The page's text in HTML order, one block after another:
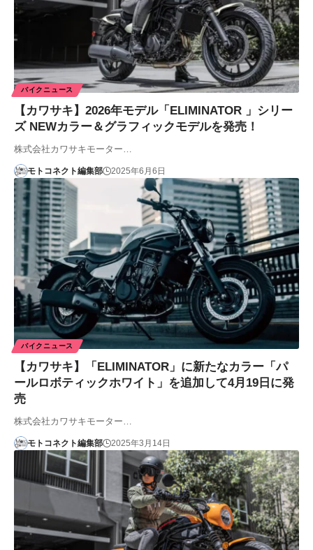
バイクニュース
【カワサキ】2026年モデル「ELIMINATOR 」シリー
ズ NEWカラー＆グラフィックモデルを発売！
株式会社カワサキモーター…
モトコネクト編集部 2025年6月6日
バイクニュース
【カワサキ】「ELIMINATOR」に新たなカラー「パ
ールロボティックホワイト」を追加して4月19日に発
売
株式会社カワサキモーター…
モトコネクト編集部 2025年3月14日